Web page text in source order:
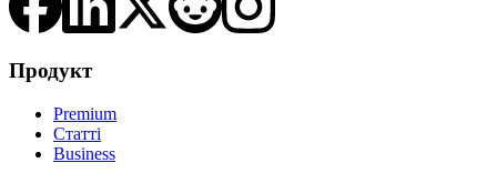
Продукт
Premium
Статті
Business